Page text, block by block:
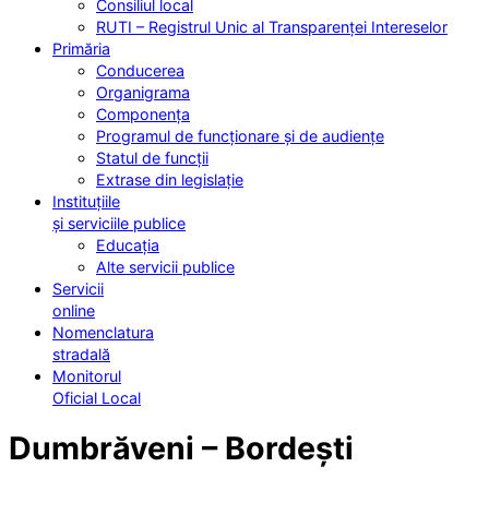
Consiliul local
RUTI – Registrul Unic al Transparenței Intereselor
Primăria
Conducerea
Organigrama
Componența
Programul de funcționare și de audiențe
Statul de funcții
Extrase din legislație
Instituțiile
și serviciile publice
Educația
Alte servicii publice
Servicii
online
Nomenclatura
stradală
Monitorul
Oficial Local
Dumbrăveni – Bordești